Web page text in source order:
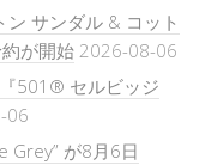
ン サンダル & コット
が開始 2026-08-06
『501® セルビッジ
06
Grey” が8月6日